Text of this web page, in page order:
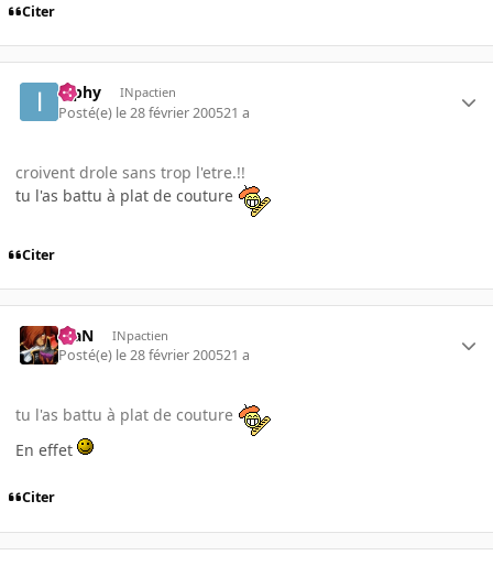
Citer
ipphy INpactien
Posté(e) le 28 février 200521 a
croivent drole sans trop l'etre.!!
tu l'as battu à plat de couture
Citer
KiaN INpactien
Posté(e) le 28 février 200521 a
tu l'as battu à plat de couture
En effet
Citer